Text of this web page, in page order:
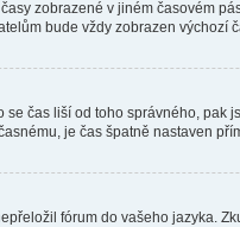
zobrazené v jiném časovém
bude vždy zobrazen výchozí
čas liší od toho správného,
je čas špatně nastaven
fórum do vašeho jazyka.